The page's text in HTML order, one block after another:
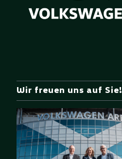
Wir freuen uns auf Sie!